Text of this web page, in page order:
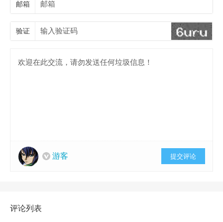
邮箱
验证
游客 提交评论
评论列表